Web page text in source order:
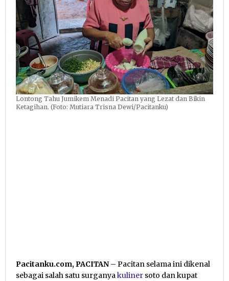
Lontong Tahu Jumikem Menadi Pacitan yang Lezat dan Bikin
Ketagihan. (Foto: Mutiara Trisna Dewi/Pacitanku)
Pacitanku.com, PACITAN – Pacitan selama ini dikenal
sebagai salah satu surganyakuliner soto dan kupat